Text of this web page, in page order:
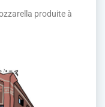
produite à